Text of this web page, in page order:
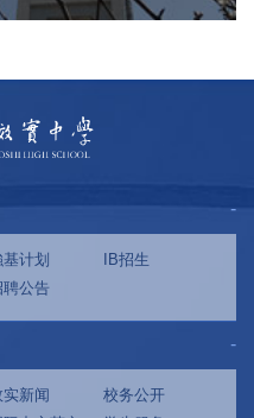
计划
IB招生
聘公告
实新闻
校务公开